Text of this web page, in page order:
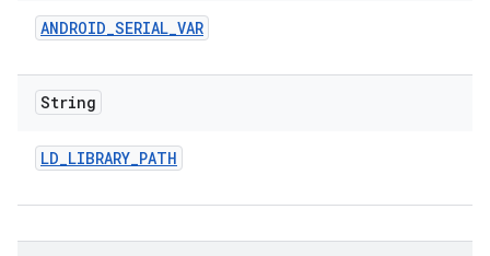
ANDROID_SERIAL_VAR
String
LD_LIBRARY_PATH